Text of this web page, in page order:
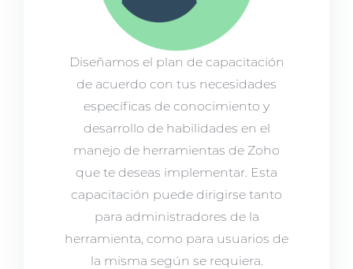
Diseñamos el plan de capacitación
de acuerdo con tus necesidades
específicas de conocimiento y
desarrollo de habilidades en el
manejo de herramientas de Zoho
que te deseas implementar. Esta
capacitación puede dirigirse tanto
para administradores de la
herramienta, como para usuarios de
la misma según se requiera.